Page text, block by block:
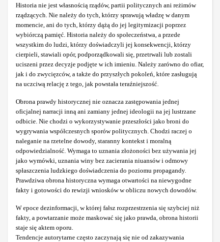
Historia nie jest własnością rządów, partii politycznych ani reżimów
rządzących. Nie należy do tych, którzy sprawują władzę w danym
momencie, ani do tych, którzy dążą do jej legitymizacji poprzez
wybiórczą pamięć. Historia należy do społeczeństwa, a przede
wszystkim do ludzi, którzy doświadczyli jej konsekwencji, którzy
cierpieli, stawiali opór, podporządkowali się, przetrwali lub zostali
uciszeni przez decyzje podjęte w ich imieniu. Należy zarówno do ofiar,
jak i do zwycięzców, a także do przyszłych pokoleń, które zasługują
na uczciwą relację z tego, jak powstała teraźniejszość.
Obrona prawdy historycznej nie oznacza zastępowania jednej
oficjalnej narracji inną ani zamiany jednej ideologii na jej lustrzane
odbicie. Nie chodzi o wykorzystywanie przeszłości jako broni do
wygrywania współczesnych sporów politycznych. Chodzi raczej o
naleganie na rzetelne dowody, staranny kontekst i moralną
odpowiedzialność. Wymaga to uznania złożoności bez używania jej
jako wymówki, uznania winy bez zacierania niuansów i odmowy
spłaszczenia ludzkiego doświadczenia do poziomu propagandy.
Prawdziwa obrona historyczna wymaga otwartości na niewygodne
fakty i gotowości do rewizji wniosków w obliczu nowych dowodów.
W epoce dezinformacji, w której fałsz rozprzestrzenia się szybciej niż
fakty, a powtarzanie może maskować się jako prawda, obrona historii
staje się aktem oporu.
Tendencje autorytarne często zaczynają się nie od zakazywania